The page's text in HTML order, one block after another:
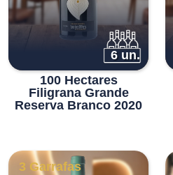
6 un.
100 Hectares
Filigrana Grande
Reserva Branco 2020
3 Garrafas